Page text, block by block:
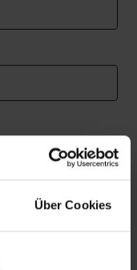
Über Cookies